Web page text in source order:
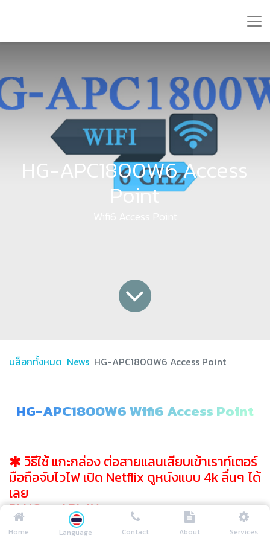
HG-APC1800W6 Access
Point
บล็อกทั้งหมด News HG-APC1800W6 Access Point
HG-APC1800W6 Wifi6 Access Point
วิธีใช้ แกะกล่อง ต่อสายแลนเสียบเข้าเราท์เตอร์
มือถือจับไวไฟ เปิด Netflix ดูหนังแบบ 4k ลื่นๆ ได้
เลย
PLUG and PLAY
อาม่า ข้างบ้านก็ติดตั้งเป็นไม่ง้อช่าง
Home Language Contact About Services